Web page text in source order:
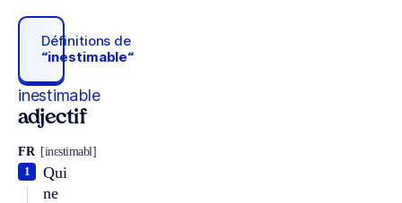
Définitions de
“inestimable“
inestimable
adjectif
FR [inɛstimabl]
Qui
ne
1